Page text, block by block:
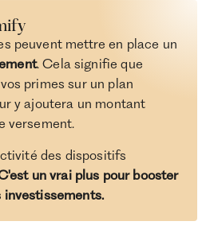
peuvent mettre en place un
. Cela signifie que
primes sur un plan
y ajoutera un montant
versement.
des dispositifs
un vrai plus pour booster
investissements.